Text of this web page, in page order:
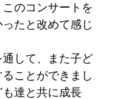
のコンサートを
たと改めて感じ
して、また子ど
ことができまし
達と共に成長